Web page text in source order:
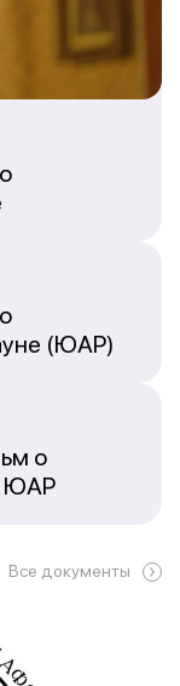
(ЮАР)
о
ЮАР
Все документы